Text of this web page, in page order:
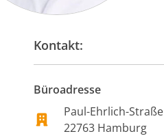
Kontakt:
Büroadresse
Paul-Ehrlich-Straße
22763 Hamburg